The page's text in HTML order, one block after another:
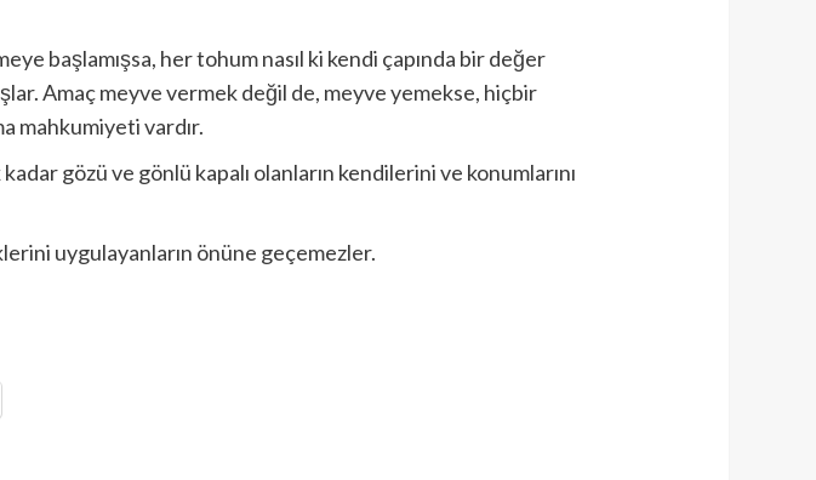
başlamışsa, her tohum nasıl ki kendi çapında bir değer
Amaç meyve vermek değil de, meyve yemekse, hiçbir
mahkumiyeti vardır.
gözü ve gönlü kapalı olanların kendilerini ve konumlarını
uygulayanların önüne geçemezler.